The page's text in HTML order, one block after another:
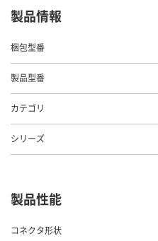
製品情報
梱包型番
製品型番
カテゴリ
シリーズ
製品性能
コネクタ形状